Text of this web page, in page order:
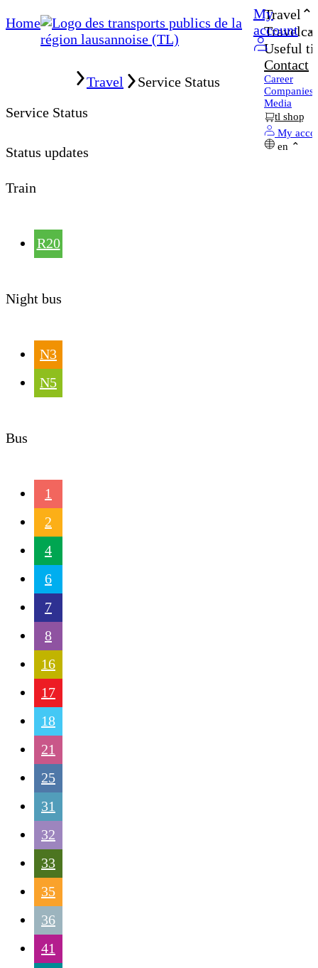
Home
My
account
Travel
Useful
Contact
Career
Companies
Media
tl shop
My
en
Travel
Service Status
Service Status
Status updates
Train
R20
Night bus
N3
N5
Bus
1
2
4
6
7
8
16
17
18
21
25
31
32
33
35
36
41